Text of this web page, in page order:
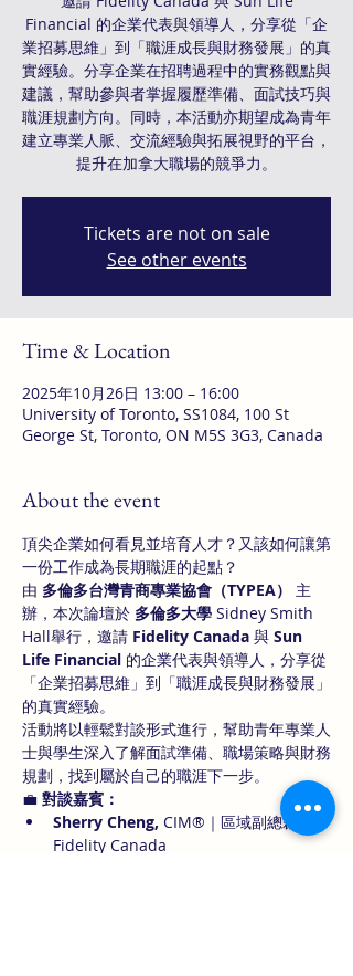
Financial 的企業代表與領導人，分享從「企
業招募思維」到「職涯成長與財務發展」的真
實經驗。分享企業在招聘過程中的實務觀點與
建議，幫助參與者掌握履歷準備、面試技巧與
職涯規劃方向。同時，本活動亦期望成為青年
建立專業人脈、交流經驗與拓展視野的平台，
提升在加拿大職場的競爭力。
Tickets are not on sale
See other events
Time & Location
2025年10月26日 13:00 – 16:00
University of Toronto, SS1084, 100 St
George St, Toronto, ON M5S 3G3, Canada
About the event
頂尖企業如何看見並培育人才？又該如何讓第
一份工作成為長期職涯的起點？
由 多倫多台灣青商專業協會（TYPEA）
主
辦，本次論壇於 多倫多大學 Sidney Smith
Hall舉行，邀請 Fidelity Canada 與 Sun
Life Financial 的企業代表與領導人，分享從
「企業招募思維」到「職涯成長與財務發展」
的真實經驗。
活動將以輕鬆對談形式進行，幫助青年專業人
士與學生深入了解面試準備、職場策略與財務
規劃，找到屬於自己的職涯下一步。
💼 對談嘉賓：
Sherry Cheng, CIM®｜區域副總裁，
Fidelity Canada